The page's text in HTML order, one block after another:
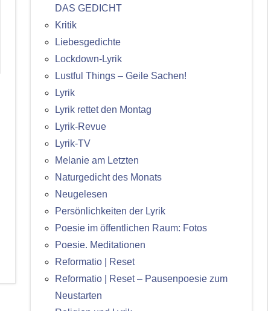
DAS GEDICHT
Kritik
Liebesgedichte
Lockdown-Lyrik
Lustful Things – Geile Sachen!
Lyrik
Lyrik rettet den Montag
Lyrik-Revue
Lyrik-TV
Melanie am Letzten
Naturgedicht des Monats
Neugelesen
Persönlichkeiten der Lyrik
Poesie im öffentlichen Raum: Fotos
Poesie. Meditationen
Reformatio | Reset
Reformatio | Reset – Pausenpoesie zum
Neustarten